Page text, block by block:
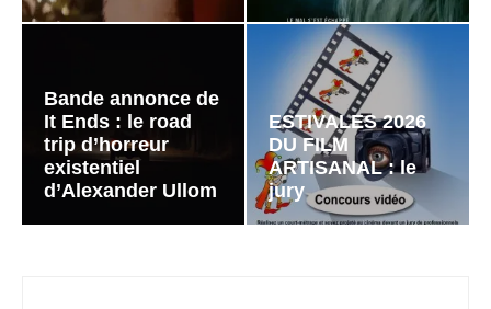
Bande annonce de
It Ends : le road
trip d’horreur
existentiel
d’Alexander Ullom
ESTIVALES 2026
DU FILM
ARTISANAL : le
jury